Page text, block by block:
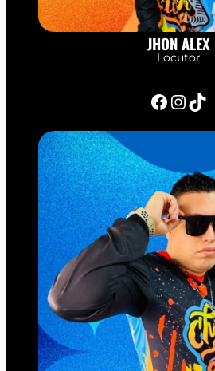
JHON ALEX
Locutor
Facebook InstagramTikTok